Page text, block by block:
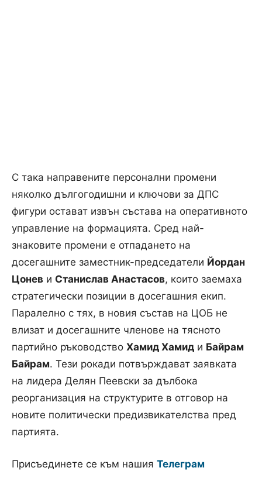
С така направените персонални промени
няколко дългогодишни и ключови за ДПС
фигури остават извън състава на оперативното
управление на формацията. Сред най-
знаковите промени е отпадането на
досегашните заместник-председатели Йордан
Цонев и Станислав Анастасов, които заемаха
стратегически позиции в досегашния екип.
Паралелно с тях, в новия състав на ЦОБ не
влизат и досегашните членове на тясното
партийно ръководство Хамид Хамид и Байрам
Байрам. Тези рокади потвърждават заявката
на лидера Делян Пеевски за дълбока
реорганизация на структурите в отговор на
новите политически предизвикателства пред
партията.
Присъединете се към нашия Телеграм